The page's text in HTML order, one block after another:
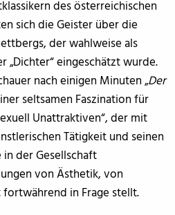
des österreichischen
sich die Geister über die
der wahlweise als
„Dichter“ eingeschätzt wurde.
nach einigen Minuten „Der
seltsamen Faszination für
Unattraktiven“, der mit
Tätigkeit und seinen
der Gesellschaft
von Ästhetik, von
in Frage stellt.